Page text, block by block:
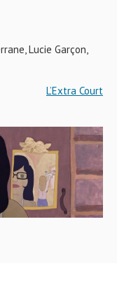
Lucie Garçon,
L’Extra Court